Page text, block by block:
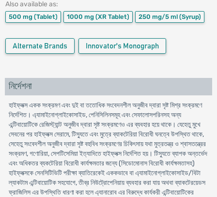
Also available as:
500 mg (Tablet) 1000 mg (XR Tablet) 250 mg/5 ml (Syrup)
Alternate Brands Innovator's Monograph
নির্দেশনা
হাইফ্লক্স একক সংক্রমণ এবং দুই বা ততোধিক সংবেদনশীল অনুজীব দ্বারা সৃষ্ট মিশ্র সংক্রমণে
নির্দেশিত। এ্যামাইনোগ্লাইকোসাইড, পেনিসিলিনসমূহ এবং সেফালোসপরিনসহ অন্য
এন্টিবায়োটিকে রেজিস্ট্যান্ট অনুজীব দ্বারা সৃষ্ট সংক্রমণেও এর ব্যবহার হয়ে থাকে। যেহেতু মুখে
সেবনের পর হাইফ্লক্স সেরামে, টিস্যুতে এবং মুত্রে ব্যাকটেরিয়া বিরোধী ঘনত্বে উপস্থিত থাকে,
সেহেতু সংবেদশীল অনুজীব দ্বারা সৃষ্ট বহুবিধ সংক্রমণের চিকিৎসায় যথা মুত্রতন্ত্র ও শ্বাসতন্ত্রের
সংক্রমণ, গণোরিয়া, সেপটিসেমিয়া ইত্যাদিতে হাইফ্লক্স নির্দেশিত হয়। টিস্যুতে ব্যাপক অন্তর্ভেদ
এবং অধিকতর ব্যকটেরিয়া বিরোধী কার্যক্ষমতার জন্যে (সিডোমোনাস বিরোধী কার্যক্ষমতাসহ)
হাইফ্লক্সকে সেনসিটিভিটি পরীক্ষা ব্যাতিরেকেই এককভাবে বা এ্যামাইনোগ্লাইকোসাইড/বিটা
ল্যাকটাম এন্টিবায়োটিক সহযোগে, তীব্র নিউট্রোপেনিয়ায় ব্যবহার করা যায় অথবা ব্যাকটেরয়েডস
ফ্রাজিলিস এর উপস্থিতি ধারণা করা হলে এ্যানারোব এর বিরুদ্ধে কার্যকরী এন্টিবায়োটিকের